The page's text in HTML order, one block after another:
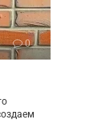
0